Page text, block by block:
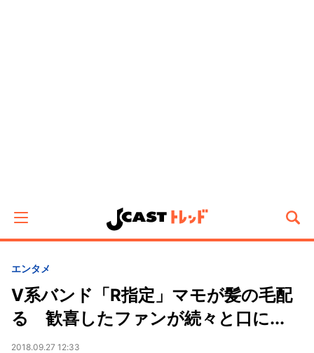
エンタメ
V系バンド「R指定」マモが髪の毛配
る 歓喜したファンが続々と口に...
2018.09.27 12:33